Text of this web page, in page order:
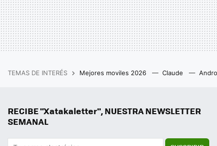
TEMAS DE INTERÉS Mejores moviles 2026 Claude
RECIBE "Xatakaletter", NUESTRA NEWSLETTER
SEMANAL